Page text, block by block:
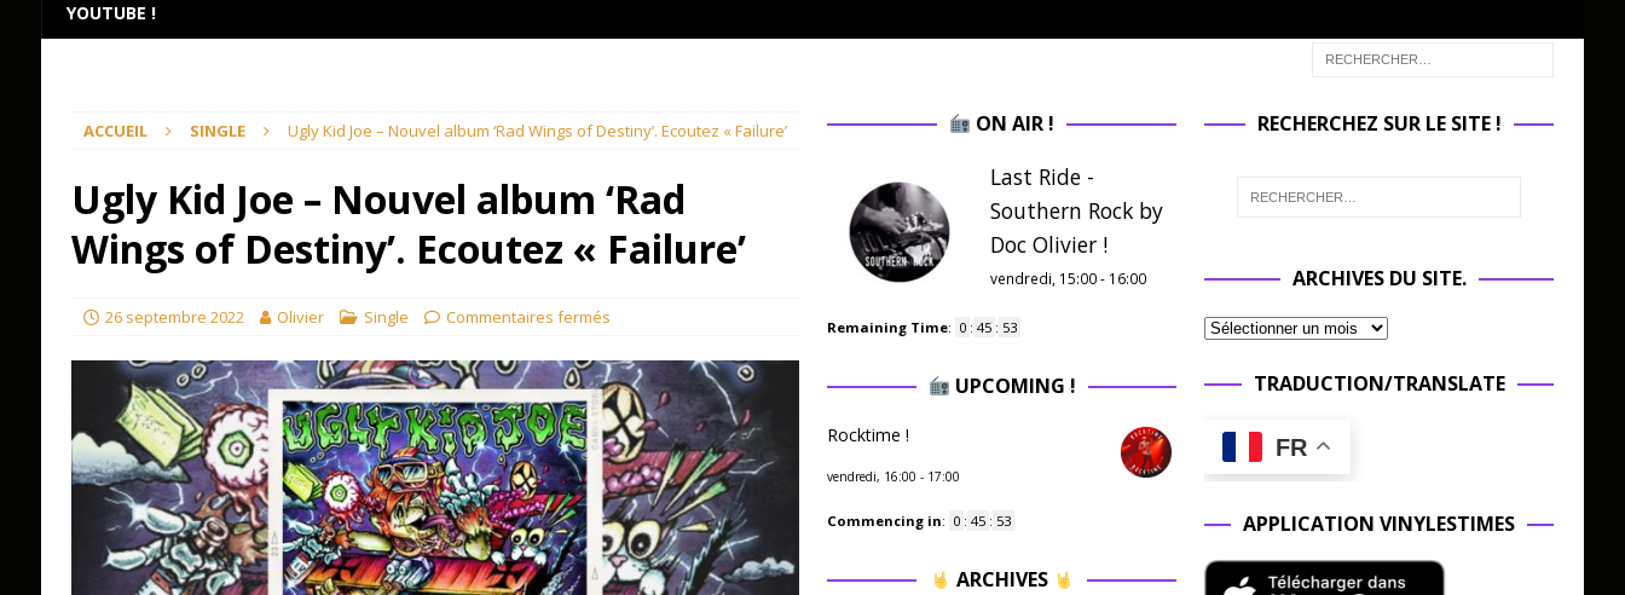
YOUTUBE !
ACCUEIL SINGLE Ugly Kid Joe – Nouvel album ‘Rad Wings of Destiny’. Ecoutez « Failure’
Ugly Kid Joe – Nouvel album ‘Rad
Wings of Destiny’. Ecoutez « Failure’
26 septembre 2022 Olivier Single Commentaires fermés
ON AIR !
Last Ride -
Southern Rock by
Doc Olivier !
vendredi, 15:00 - 16:00
Remaining Time: 0 : 45 : 52
UPCOMING !
Rocktime !
vendredi, 16:00 - 17:00
Commencing in: 0 : 45 : 52
ARCHIVES
RECHERCHEZ SUR LE SITE !
ARCHIVES DU SITE.
TRADUCTION/TRANSLATE
FR
APPLICATION VINYLESTIMES